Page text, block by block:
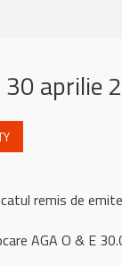
30 aprilie
remis de
AGA O & E